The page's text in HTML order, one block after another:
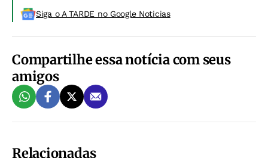
Siga o A TARDE no Google Noticias
Compartilhe essa notícia com seus
amigos
Relacionadas